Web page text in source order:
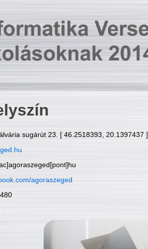
sugárút 23. [ 46.2518393, 20.1397437 ]
agoraszeged